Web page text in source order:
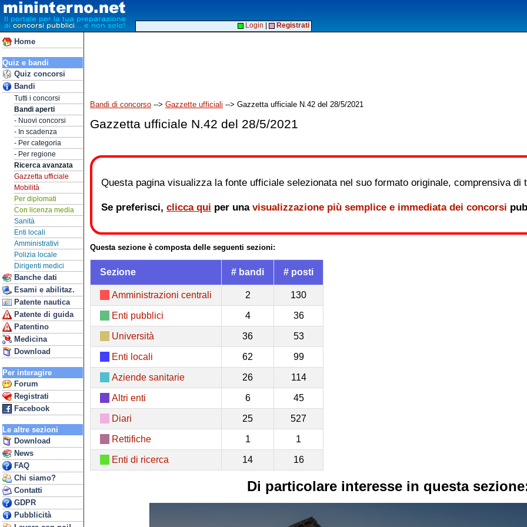
Home
Quiz e bandi
Quiz concorsi
Bandi
Tutti i concorsi
Bandi aperti
- Nuovi concorsi
- In scadenza
- Per categoria
- Per regione
Ricerca avanzata
Gazzetta ufficiale
Mobilità
Per diplomati
Con licenza media
Sanità
Enti locali
Amministrativi
Polizia locale
Dirigenti medici
Banche dati
Esami e abilitaz.
Patente nautica
Patente di guida
Patentino
Medicina
Download
Per interagire
Forum
Registrati
Facebook
Le altre sezioni
Download
News
FAQ
Chi siamo?
Contatti
GDPR
Pubblicità
Login Registrati
Bandi di concorso --> Gazzette ufficiali --> Gazzetta ufficiale N.42 del 28/5/2021
Gazzetta ufficiale N.42 del 28/5/2021
Questa pagina visualizza la fonte ufficiale selezionata nel suo formato originale, comprensiva
Se preferisci, clicca qui per una visualizzazione più semplice e immediata dei concorsi
Questa sezione è composta delle seguenti sezioni:
Sezione # bandi # posti
Amministrazioni centrali 2 130
Enti pubblici 4 36
Università 36 53
Enti locali 62 99
Aziende sanitarie 26 114
Altri enti 6 45
Diari 25 527
Rettifiche 1 1
Enti di ricerca 14 16
Di particolare interesse in questa